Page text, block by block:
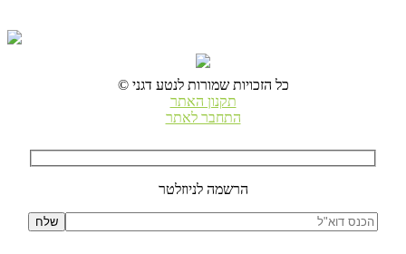
© כל הזכויות שמורות לנטע דגני
תקנון האתר
התחבר לאתר
הרשמה לניוזלטר